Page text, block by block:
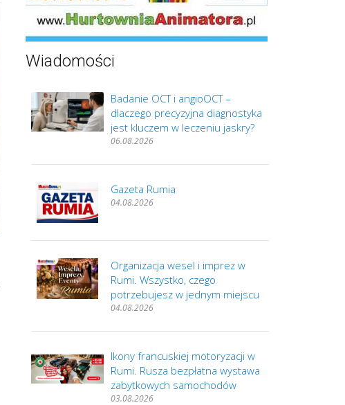
Wiadomości
Badanie OCT i angioOCT –
dlaczego precyzyjna diagnostyka
jest kluczem w leczeniu jaskry?
06.08.2026
Gazeta Rumia
04.08.2026
Organizacja wesel i imprez w
Rumi. Wszystko, czego
potrzebujesz w jednym miejscu
04.08.2026
Ikony francuskiej motoryzacji w
Rumi. Rusza bezpłatna wystawa
zabytkowych samochodów
03.08.2026